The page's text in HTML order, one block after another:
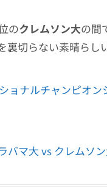
のクレムソン大の間
裏切らない素晴らし
ョナルチャンピオ
バマ大 vs クレムソ